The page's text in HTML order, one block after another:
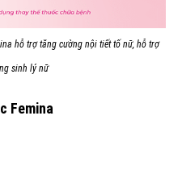
hỗ trợ tăng cường nội tiết tố nữ, hỗ trợ
sinh lý nữ
Femina